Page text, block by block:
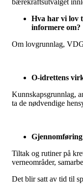
bærekraftsutvalget
Hva har vi lov
informere om?
Om lovgrunnlag,
O-idrettens
Kunnskapsgrunnlag,
ta de nødvendige
Tiltak og rutiner på
verneområder,
Det blir satt av tid til